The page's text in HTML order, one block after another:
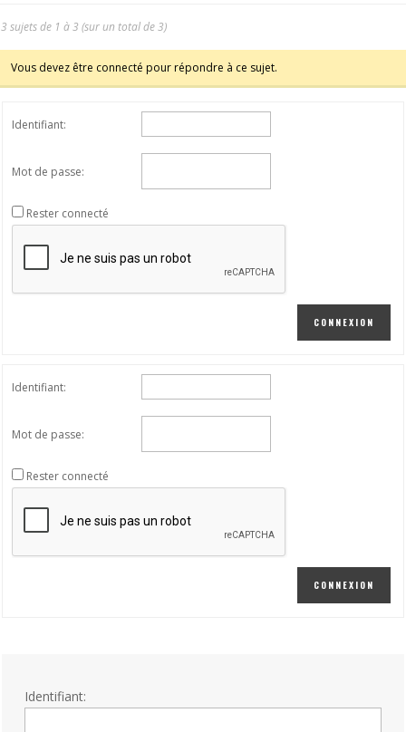
3 sujets de 1 à 3 (sur un total de 3)
Vous devez être connecté pour répondre à ce sujet.
Identifiant:
Mot de passe:
Rester connecté
CONNEXION
Identifiant:
Mot de passe:
Rester connecté
CONNEXION
Identifiant: